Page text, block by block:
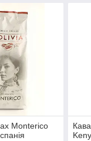
Monterico